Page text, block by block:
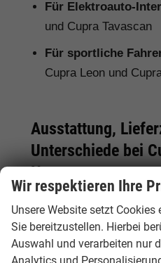
Für Elektroauto-
und Cupra Tavascan
Für sportliche
Cupra Leon und
Ausstattung,
Unterschiede bei
Neuwagen
Bei einem Cupra EU-
Serienausstattung je
deutschen Modell
sich ein genauer
Wir respektieren Ihre
Unsere Website setzt
Sie bereitzustellen. Hierbei
Auswahl und verarbeiten nur